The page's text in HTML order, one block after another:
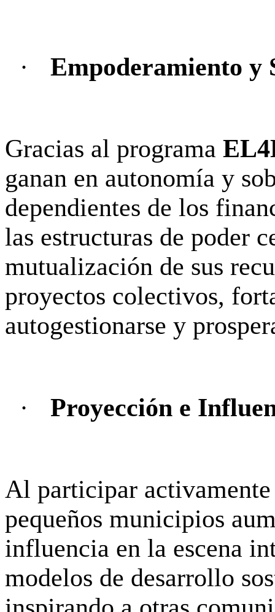
· Empoderamiento y
Gracias al programa
ganan en autonomía y
dependientes de los
las estructuras de poder
mutualización de sus
proyectos colectivos,
autogestionarse y
· Proyección e
Al participar
pequeños municipios
influencia en la escena
modelos de desarrollo